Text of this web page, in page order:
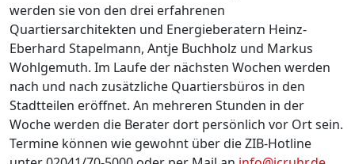
werden sie von den drei erfahrenen
Quartiersarchitekten und Energieberatern Heinz-
Eberhard Stapelmann, Antje Buchholz und Markus
Wohlgemuth. Im Laufe der nächsten Wochen werden
nach und nach zusätzliche Quartiersbüros in den
Stadtteilen eröffnet. An mehreren Stunden in der
Woche werden die Berater dort persönlich vor Ort sein.
Termine können wie gewohnt über die ZIB-Hotline